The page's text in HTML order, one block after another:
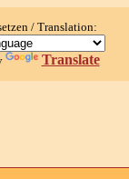
/ Translation:
Translate